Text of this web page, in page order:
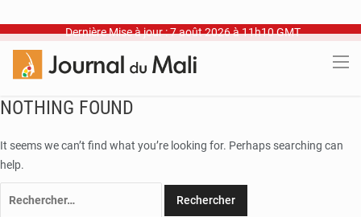
Dernière Mise à jour : 7 août 2026 à 11h10 GMT
NOTHING FOUND
It seems we can’t find what you’re looking for. Perhaps searching can
help.